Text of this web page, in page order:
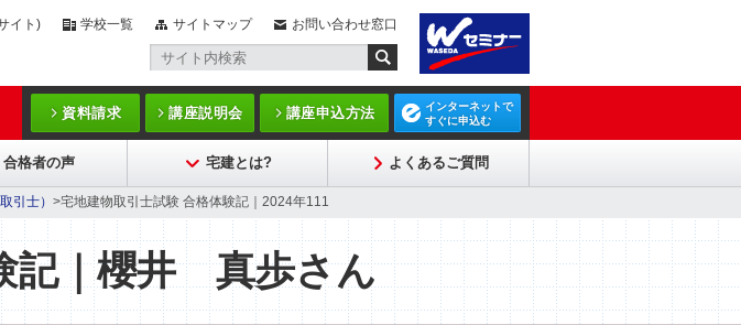
イト) 学校一覧 サイトマップ お問い合わせ窓口
資料請求 講座説明会 講座申込方法
インターネットで
すぐに申込む
合格者の声 宅建とは? よくあるご質問
引士） >宅地建物取引士試験 合格体験記｜2024年111
記｜櫻井 真歩さん